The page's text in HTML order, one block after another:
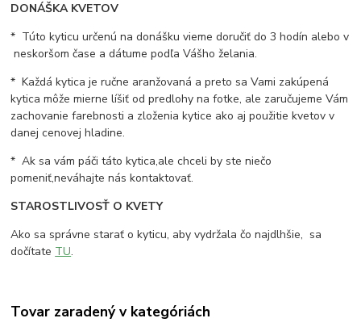
DONÁŠKA KVETOV
* Túto kyticu určenú na donášku vieme doručiť do 3 hodín alebo v
neskoršom čase a dátume podľa Vášho želania.
* Každá kytica je ručne aranžovaná a preto sa Vami zakúpená
kytica môže mierne líšiť od predlohy na fotke, ale zaručujeme Vám
zachovanie farebnosti a zloženia kytice ako aj použitie kvetov v
danej cenovej hladine.
* Ak sa vám páči táto kytica,ale chceli by ste niečo
pomeniť,neváhajte nás kontaktovať.
STAROSTLIVOSŤ O KVETY
Ako sa správne starať o kyticu, aby vydržala čo najdlhšie, sa
dočítate TU.
Tovar zaradený v kategóriách